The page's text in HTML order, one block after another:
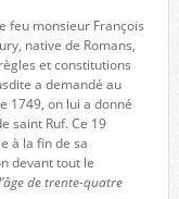
feu monsieur François
native de Romans,
et constitutions
a demandé au
1749, on lui a donné
saint Ruf. Ce 19
à la fin de sa
devant tout le
de trente-quatre